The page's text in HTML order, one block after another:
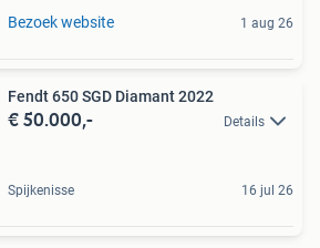
Bezoek website 1 aug 26
Fendt 650 SGD Diamant 2022
€ 50.000,- Details
Spijkenisse 16 jul 26